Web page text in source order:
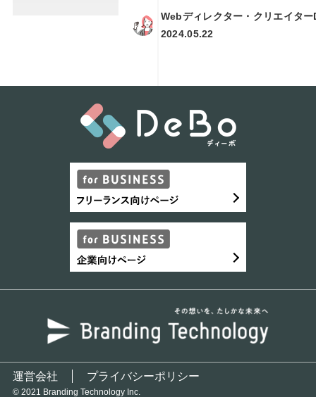
Webディレクター・クリエイタ
2024.05.22
運営会社 プライバシーポリシー
© 2021 Branding Technology Inc.